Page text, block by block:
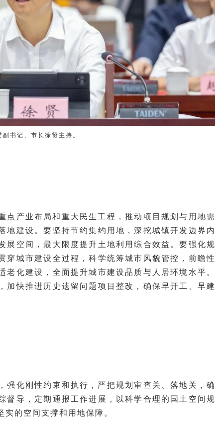
副书记、市长徐贤主持。
点产业布局和重大民生工程，推动项目规划与用地需
地建设。要坚持节约集约用地，深挖城镇开发边界内
展空间，最大限度提升土地利用综合效益。要强化规
穿城市建设全过程，科学统筹城市风貌管控，前瞻性
老化建设，全面提升城市建设品质与人居环境水平。
加快推进历史遗留问题项目整改，确保早开工、早建
强化刚性约束和执行，严把规划审查关、落地关，确
督导，定期通报工作进展，以科学合理的国土空间规
的空间支撑和用地保障。